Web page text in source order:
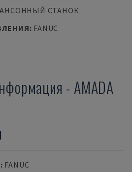
СТАНОК
: FANUC
- AMADA
: FANUC